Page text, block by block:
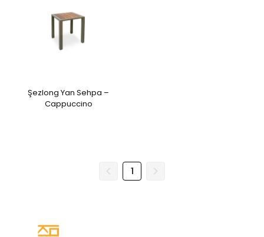
Şezlong Yan Sehpa –
Cappuccino
1